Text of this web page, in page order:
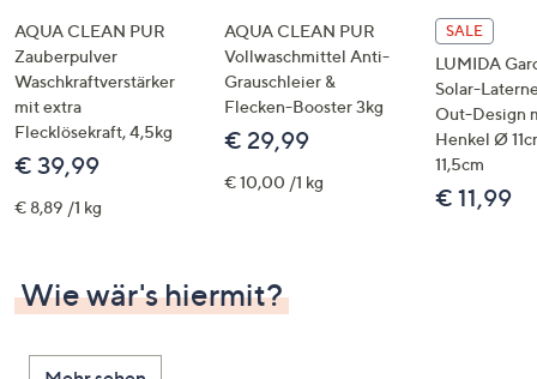
AQUA CLEAN PUR
Zauberpulver
Waschkraftverstärker
mit extra
Flecklösekraft, 4,5kg
€ 39,99
€ 8,89 /1 kg
AQUA CLEAN PUR
Vollwaschmittel Anti-
Grauschleier &
Flecken-Booster 3kg
€ 29,99
€ 10,00 /1 kg
SALE
LUMIDA
Solar-
Out-Design
Henkel Ø
11,5cm
€ 11,99
Wie wär's hiermit?